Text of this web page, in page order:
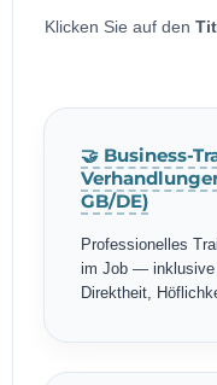
Klicken Sie auf den
🤝 Business-
GB/DE)
Professionelles
im Job — inklusive
Direktheit,